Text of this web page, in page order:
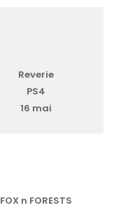
Reverie
PS4
16 mai
FOX n FORESTS